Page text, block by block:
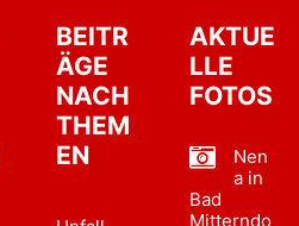
BEITR
ÄGE
NACH
THEM
EN
AKTUE
LLE
FOTOS
Nen
a in
Bad
Mitterndo